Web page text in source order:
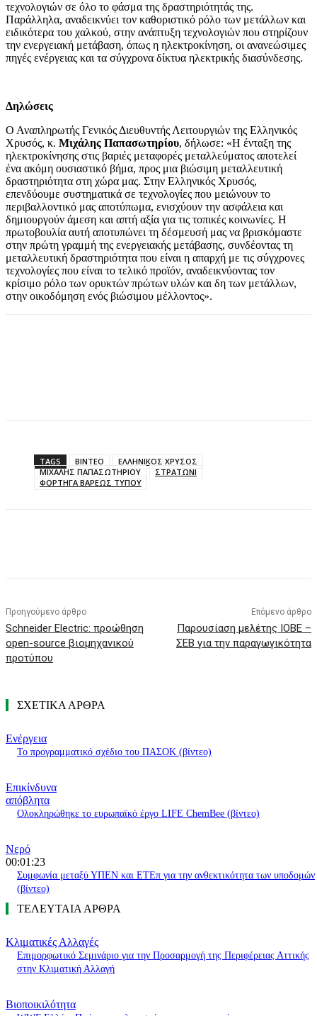
τεχνολογιών σε όλο το φάσμα της δραστηριότητάς της.
Παράλληλα, αναδεικνύει τον καθοριστικό ρόλο των μετάλλων και
ειδικότερα του χαλκού, στην ανάπτυξη τεχνολογιών που στηρίζουν
την ενεργειακή μετάβαση, όπως η ηλεκτροκίνηση, οι ανανεώσιμες
πηγές ενέργειας και τα σύγχρονα δίκτυα ηλεκτρικής διασύνδεσης.
Δηλώσεις
Ο Αναπληρωτής Γενικός Διευθυντής Λειτουργιών της Ελληνικός
Χρυσός, κ. Μιχάλης Παπασωτηρίου, δήλωσε: «Η ένταξη της
ηλεκτροκίνησης στις βαριές μεταφορές μεταλλεύματος αποτελεί
ένα ακόμη ουσιαστικό βήμα, προς μια βιώσιμη μεταλλευτική
δραστηριότητα στη χώρα μας. Στην Ελληνικός Χρυσός,
επενδύουμε συστηματικά σε τεχνολογίες που μειώνουν το
περιβαλλοντικό μας αποτύπωμα, ενισχύουν την ασφάλεια και
δημιουργούν άμεση και απτή αξία για τις τοπικές κοινωνίες. Η
πρωτοβουλία αυτή αποτυπώνει τη δέσμευσή μας να βρισκόμαστε
στην πρώτη γραμμή της ενεργειακής μετάβασης, συνδέοντας τη
μεταλλευτική δραστηριότητα που είναι η απαρχή με τις σύγχρονες
τεχνολογίες που είναι το τελικό προϊόν, αναδεικνύοντας τον
κρίσιμο ρόλο των ορυκτών πρώτων υλών και δη των μετάλλων,
στην οικοδόμηση ενός βιώσιμου μέλλοντος».
TAGS ΒΙΝΤΕΟ
ΕΛΛΗΝΙΚΟΣ ΧΡΥΣΟΣ
ΜΙΧΑΛΗΣ ΠΑΠΑΣΩΤΗΡΙΟΥ
ΣΤΡΑΤΩΝΙ
ΦΟΡΤΗΓΑ ΒΑΡΕΩΣ ΤΥΠΟΥ
Προηγούμενο άρθρο
Schneider Electric: προώθηση
open-source βιομηχανικού
προτύπου
Επόμενο άρθρο
Παρουσίαση μελέτης ΙΟΒΕ –
ΣΕΒ για την παραγωγικότητα
ΣΧΕΤΙΚΑ ΑΡΘΡΑ
Ενέργεια
Το προγραμματικό σχέδιο του ΠΑΣΟΚ (βίντεο)
Επικίνδυνα
απόβλητα
Ολοκληρώθηκε το ευρωπαϊκό έργο LIFE ChemBee (βίντεο)
Νερό
00:01:23
Συμφωνία μεταξύ ΥΠΕΝ και ΕΤΕπ για την ανθεκτικότητα των υποδομών
(βίντεο)
ΤΕΛΕΥΤΑΙΑ ΑΡΘΡΑ
Κλιματικές Αλλαγές
Επιμορφωτικό Σεμινάριο για την Προσαρμογή της Περιφέρειας Αττικής
στην Κλιματική Αλλαγή
Βιοποικιλότητα